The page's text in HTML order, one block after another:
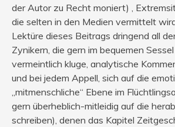
der Autor zu Recht moniert) ,
die selten in den Medien vermittelt
Lektüre dieses Beitrags dringend all
Zynikern, die gern im bequemen
vermeintlich kluge, analytische
und bei jedem Appell, sich auf die
„mitmenschliche“ Ebene im
gern überheblich-mitleidig auf die
schreiben), denen das Kapitel